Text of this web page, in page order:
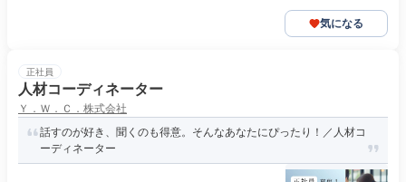
気になる
正社員
人材コーディネーター
Ｙ．Ｗ．Ｃ．株式会社
話すのが好き、聞くのも得意。そんなあなたにぴったり！／人材コ
ーディネーター